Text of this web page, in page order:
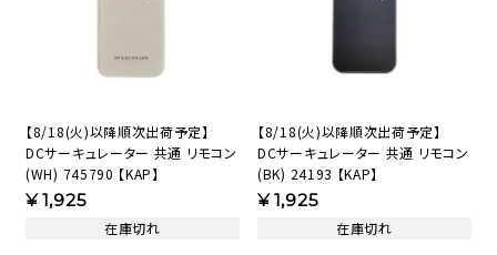
【8/18(火)以降順次出荷予定】
DCサーキュレーター 共通 リモコン
(WH) 745790 【KAP】
¥1,925
在庫切れ
【8/18(火)以降順次出荷予定】
DCサーキュレーター 共通 リモコン
(BK) 24193 【KAP】
¥1,925
在庫切れ